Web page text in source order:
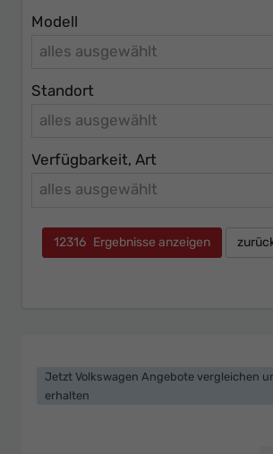
Modell
alles ausgewählt
Standort
alles ausgewählt
Verfügbarkeit, Art
alles ausgewählt
12316 Ergebnisse anzeigen
Jetzt Volkswagen Angebote vergleichen
erhalten